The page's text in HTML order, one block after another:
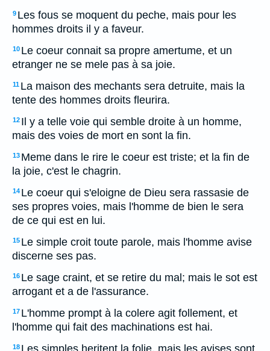
9 Les fous se moquent du peche, mais pour les
hommes droits il y a faveur.
10 Le coeur connait sa propre amertume, et un
etranger ne se mele pas à sa joie.
11 La maison des mechants sera detruite, mais la
tente des hommes droits fleurira.
12 Il y a telle voie qui semble droite à un homme,
mais des voies de mort en sont la fin.
13 Meme dans le rire le coeur est triste; et la fin de
la joie, c'est le chagrin.
14 Le coeur qui s'eloigne de Dieu sera rassasie de
ses propres voies, mais l'homme de bien le sera
de ce qui est en lui.
15 Le simple croit toute parole, mais l'homme avise
discerne ses pas.
16 Le sage craint, et se retire du mal; mais le sot est
arrogant et a de l'assurance.
17 L'homme prompt à la colere agit follement, et
l'homme qui fait des machinations est hai.
18 Les simples heritent la folie, mais les avises sont